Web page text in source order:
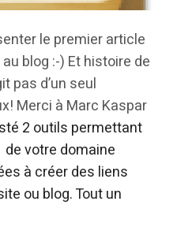
le premier article
blog :-) Et histoire de
pas d’un seul
Merci à Marc Kaspar
2 outils permettant
votre domaine
à créer des liens
ou blog. Tout un